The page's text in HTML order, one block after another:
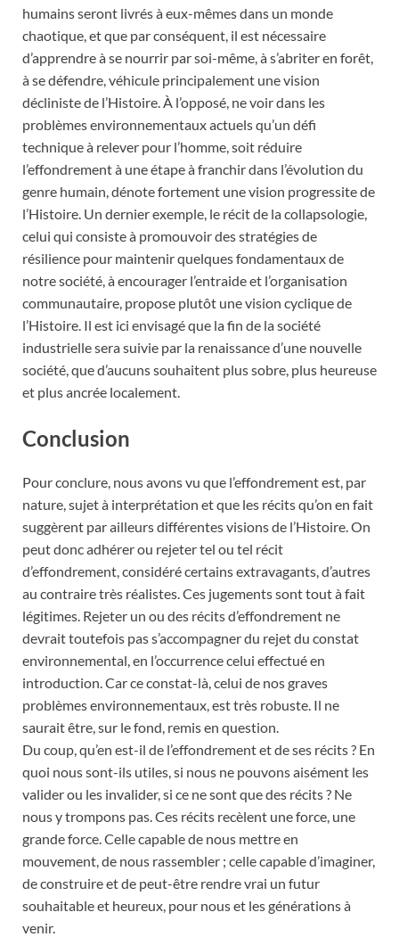
humains seront livrés à eux-mêmes dans un monde
chaotique, et que par conséquent, il est nécessaire
d’apprendre à se nourrir par soi-même, à s’abriter en forêt,
à se défendre, véhicule principalement une vision
décliniste de l’Histoire. À l’opposé, ne voir dans les
problèmes environnementaux actuels qu’un défi
technique à relever pour l’homme, soit réduire
l’effondrement à une étape à franchir dans l’évolution du
genre humain, dénote fortement une vision progressite de
l’Histoire. Un dernier exemple, le récit de la collapsologie,
celui qui consiste à promouvoir des stratégies de
résilience pour maintenir quelques fondamentaux de
notre société, à encourager l’entraide et l’organisation
communautaire, propose plutôt une vision cyclique de
l’Histoire. Il est ici envisagé que la fin de la société
industrielle sera suivie par la renaissance d’une nouvelle
société, que d’aucuns souhaitent plus sobre, plus heureuse
et plus ancrée localement.
Conclusion
Pour conclure, nous avons vu que l’effondrement est, par
nature, sujet à interprétation et que les récits qu’on en fait
suggèrent par ailleurs différentes visions de l’Histoire. On
peut donc adhérer ou rejeter tel ou tel récit
d’effondrement, considéré certains extravagants, d’autres
au contraire très réalistes. Ces jugements sont tout à fait
légitimes. Rejeter un ou des récits d’effondrement ne
devrait toutefois pas s’accompagner du rejet du constat
environnemental, en l’occurrence celui effectué en
introduction. Car ce constat-là, celui de nos graves
problèmes environnementaux, est très robuste. Il ne
saurait être, sur le fond, remis en question.
Du coup, qu’en est-il de l’effondrement et de ses récits ? En
quoi nous sont-ils utiles, si nous ne pouvons aisément les
valider ou les invalider, si ce ne sont que des récits ? Ne
nous y trompons pas. Ces récits recèlent une force, une
grande force. Celle capable de nous mettre en
mouvement, de nous rassembler ; celle capable d’imaginer,
de construire et de peut-être rendre vrai un futur
souhaitable et heureux, pour nous et les générations à
venir.